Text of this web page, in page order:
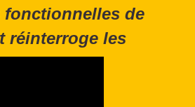
de
réinterroge les